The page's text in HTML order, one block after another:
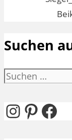
Suchen
Suchen